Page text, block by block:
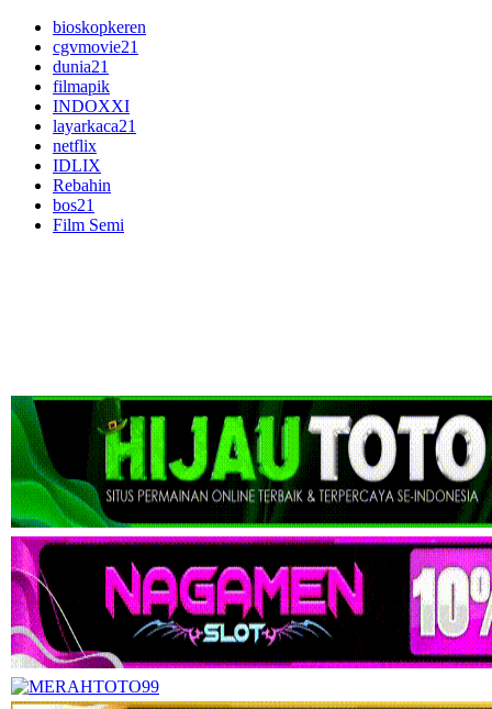
bioskopkeren
cgvmovie21
dunia21
filmapik
INDOXXI
layarkaca21
netflix
IDLIX
Rebahin
bos21
Film Semi